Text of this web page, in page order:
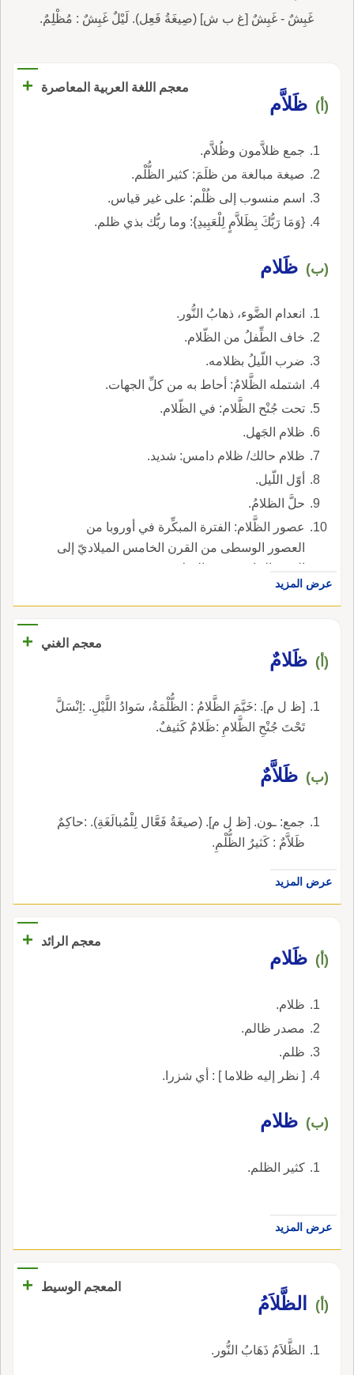
غَبِشٌ - غَبِشٌ [غ ب ش] (صِيغَةُ فَعِل). لَيْلٌ غَبِشٌ : مُظْلِمٌ.
معجم اللغة العربية المعاصرة +
(أ) ظَلاَّم
جمع ظلاَّمون وظُلاَّم.
صيغة مبالغة من ظلَمَ: كثير الظُّلْم.
اسم منسوب إلى ظُلْم: على غير قياس.
{وَمَا رَبُّكَ بِظَلاَّمٍ لِلْعَبِيدِ}: وما ربُّك بذي ظلم.
(ب) ظَلام
انعدام الضَّوء، ذهابُ النُّور.
خاف الطِّفلُ من الظّلام.
ضرب اللّيلُ بظلامه.
اشتمله الظَّلامُ: أحاط به من كلِّ الجهات.
تحت جُنْح الظَّلام: في الظّلام.
ظلام الجَهل.
ظلام حالك/ ظلام دامس: شديد.
أوّل اللّيل.
حلَّ الظلامُ.
عصور الظَّلام: الفترة المبكِّرة في أوروبا من
العصور الوسطى من القرن الخامس الميلاديّ إلى
القرن الحادي عشر الميلاديّ.
عرض المزيد
معجم الغني +
(أ) ظَلامٌ
[ظ ل م]. :خَيَّمَ الظَّلامُ : الظُّلْمَةُ، سَوادُ اللَّيْلِ. :اِنْسَلَّ
تَحْتَ جُنْحِ الظَّلامِ :ظَلامٌ كَثيفٌ.
(ب) ظَلاَّمٌ
جمع: ـون. [ظ ل م]. (صيغَةُ فَعَّال لِلْمُبالَغَةِ). :حاكِمٌ
ظَلاَّمٌ : كَثيرُ الظُّلْمِ.
عرض المزيد
معجم الرائد +
(أ) ظَلام
ظلام.
مصدر ظالم.
ظلم.
[ نظر إليه ظلاما ] : أي شزرا.
(ب) ظلام
كثير الظلم.
عرض المزيد
المعجم الوسيط +
(أ) الظَّلاَمُ
الظَّلاَمُ ذَهَابُ النُّور.